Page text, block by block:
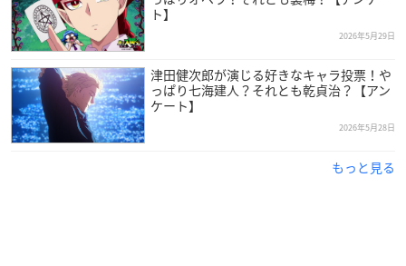
ト】
2026年5月29日
津田健次郎が演じる好きなキャラ投票！や
っぱり七海建人？それとも乾貞治？【アン
ケート】
2026年5月28日
もっと見る